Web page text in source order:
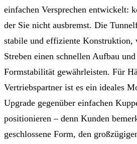
einfachen Versprechen entwickelt:
der Sie nicht ausbremst. Die
stabile und effiziente Konstruktion,
Streben einen schnellen Aufbau
Formstabilität gewährleisten. Für
Vertriebspartner ist es ein ideales
Upgrade gegenüber einfachen
positionieren – denn Kunden
geschlossene Form, den